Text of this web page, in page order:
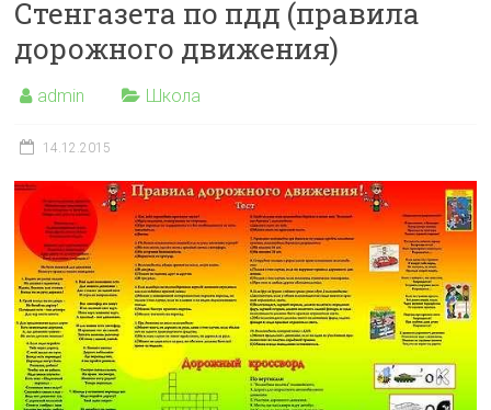
Стенгазета по пдд (правила
дорожного движения)
admin Школа
14.12.2015